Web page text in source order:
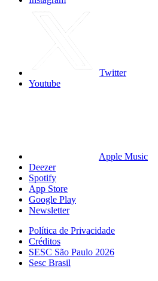
Twitter
Youtube
Apple Music
Deezer
Spotify
App Store
Google Play
Newsletter
Política de Privacidade
Créditos
SESC São Paulo 2026
Sesc Brasil